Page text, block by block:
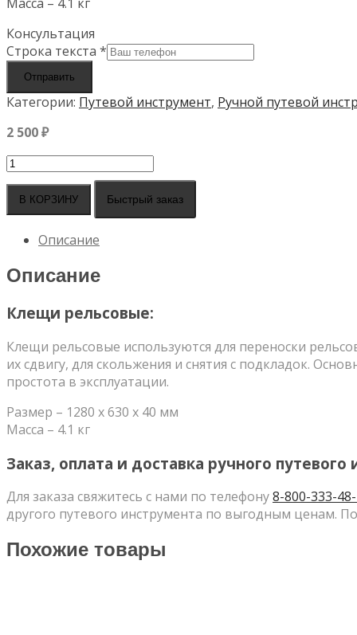
Консультация
Строка текста *
Отправить
Категории: Путевой инструмент, Ручной путевой
2 500₽
Количество
Клещи
рельсовые
В КОРЗИНУ Быстрый заказ
Описание
Описание
Клещи рельсовые:
Клещи рельсовые используются для переноски
их сдвигу, для скольжения и снятия с подкладок.
простота в эксплуатации.
Размер – 1280 х 630 х 40 мм
Масса – 4.1 кг
Заказ, оплата и доставка ручного путевого
Для заказа свяжитесь с нами по телефону8-800-333-
другого путевого инструмента по выгодным ценам.
Похожие товары